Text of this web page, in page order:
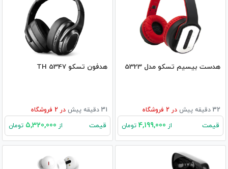
هدست بیسیم تسکو مدل 5323
32 دقیقه پیش در فروشگاه
قیمت از تومان
هدفون تسکو TH 5347
31 دقیقه پیش در فروشگاه
قیمت از تومان